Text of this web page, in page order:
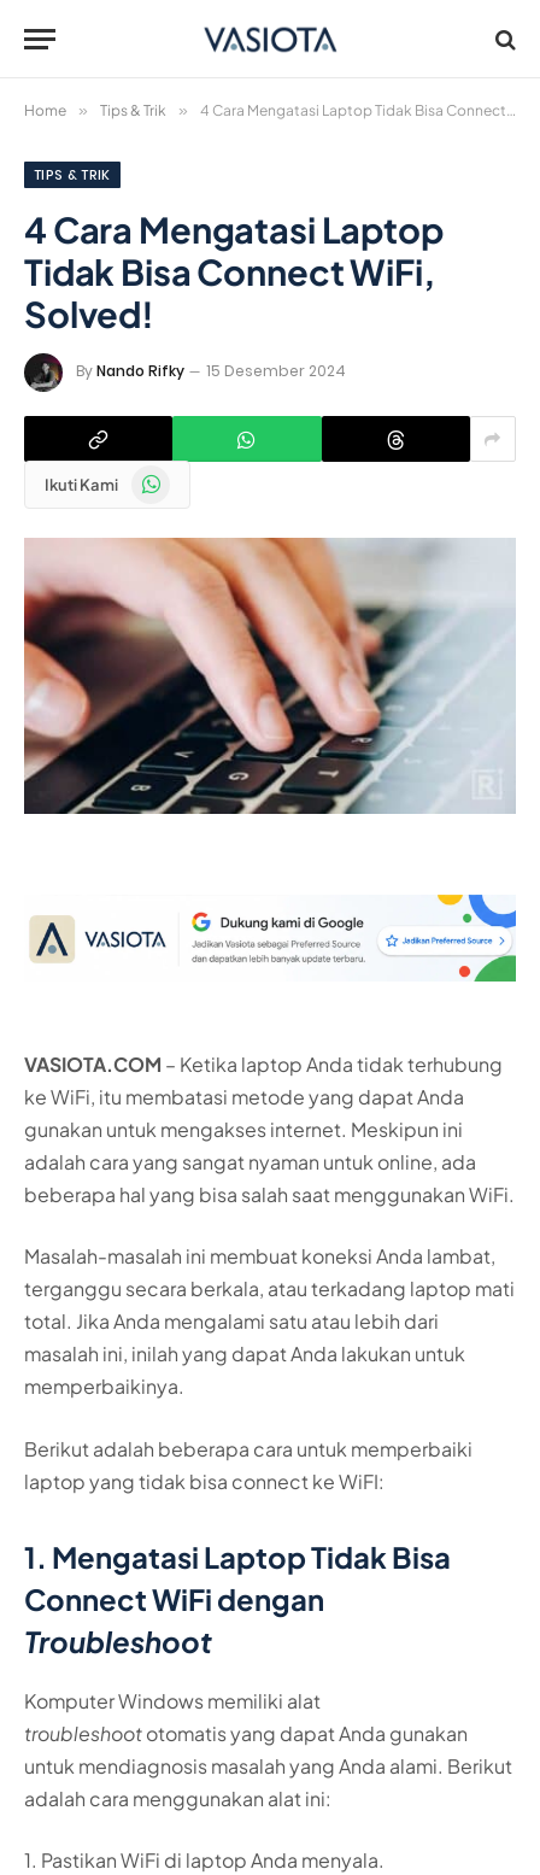
Home » Tips & Trik » 4 Cara Mengatasi Laptop Tidak Bisa Connect WiFi, Solved!
TIPS & TRIK
4 Cara Mengatasi Laptop
Tidak Bisa Connect WiFi,
Solved!
ByNando Rifky 15 Desember 2024
Ikuti Kami WhatsApp
VASIOTA.COM – Ketika laptop Anda tidak terhubung
ke WiFi, itu membatasi metode yang dapat Anda
gunakan untuk mengakses internet. Meskipun ini
adalah cara yang sangat nyaman untuk online, ada
beberapa hal yang bisa salah saat menggunakan WiFi.
Masalah-masalah ini membuat koneksi Anda lambat,
terganggu secara berkala, atau terkadang laptop mati
total. Jika Anda mengalami satu atau lebih dari
masalah ini, inilah yang dapat Anda lakukan untuk
memperbaikinya.
Berikut adalah beberapa cara untuk memperbaiki
laptop yang tidak bisa connect ke WiFI:
1. Mengatasi Laptop Tidak Bisa
Connect WiFi dengan
Troubleshoot
Komputer Windows memiliki alat
troubleshoototomatis yang dapat Anda gunakan
untuk mendiagnosis masalah yang Anda alami. Berikut
adalah cara menggunakan alat ini:
1. Pastikan WiFi di laptop Anda menyala.